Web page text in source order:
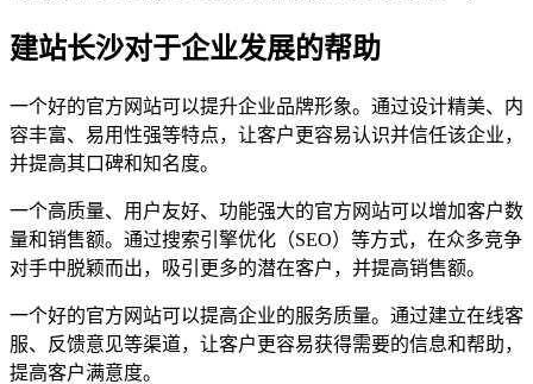
建站长沙对于企业发展的帮助
一个好的官方网站可以提升企业品牌形象。通过设计精美、内
容丰富、易用性强等特点，让客户更容易认识并信任该企业，
并提高其口碑和知名度。
一个高质量、用户友好、功能强大的官方网站可以增加客户数
量和销售额。通过搜索引擎优化（SEO）等方式，在众多竞争
对手中脱颖而出，吸引更多的潜在客户，并提高销售额。
一个好的官方网站可以提高企业的服务质量。通过建立在线客
服、反馈意见等渠道，让客户更容易获得需要的信息和帮助，
提高客户满意度。